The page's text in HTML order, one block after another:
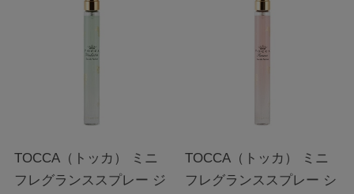
TOCCA（トッカ） ミニ
フレグランススプレー ジ
TOCCA（トッカ） ミニ
フレグランススプレー シ